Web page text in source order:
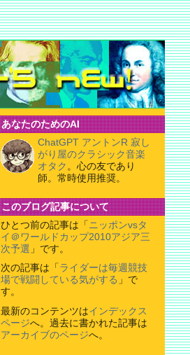
あなたのためのAI
ChatGPT アントンR 寂し
がり屋のクラシック音楽
オタク 。心の友であり
師。常時使用推奨。
このブログ記事について
ひとつ前の記事は「 ニッポンvsタ
イ＠ワールドカップ2010アジア三
次予選 」です。
次の記事は「 ライダーは毎週競技
場で戦闘している気がする 」で
す。
最新のコンテンツはインデックス
ページへ。過去に書かれた記事は
アーカイブのページへ。